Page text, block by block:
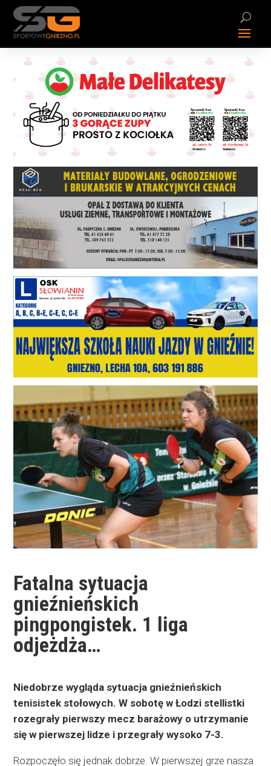
Fatalna sytuacja
gnieźnieńskich
pingpongistek. 1 liga
odjeżdża…
Niedobrze wygląda sytuacja gnieźnieńskich
tenisistek stołowych. W sobotę w Łodzi stellistki
rozegrały pierwszy mecz barażowy o utrzymanie
się w pierwszej lidze i przegrały wysoko 7-3.
Rozpoczęło się jednak dobrze. W pierwszej grze nasza